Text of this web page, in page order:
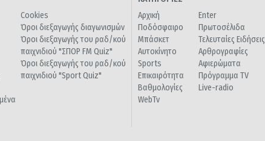
Cookies
Όροι διεξαγωγής διαγωνισμών
Όροι διεξαγωγής του ραδ/κού
παιχνιδιού "ΣΠΟΡ FM Quiz"
Όροι διεξαγωγής του ραδ/κού
παιχνιδιού "Sport Quiz"
Αρχική
Ποδόσφαιρο
Μπάσκετ
Αυτοκίνητο
Sports
Επικαιρότητα
Βαθμολογίες
WebTv
Enter
Πρωτοσέλιδα
Τελευταίες Ειδήσεις
Αρθρογραφίες
Αφιερώματα
Πρόγραμμα TV
Live-radio